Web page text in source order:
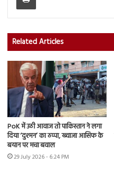
Related Articles
PoK में उठी आवाज तो पाकिस्तान ने लगा
दिया ‘दुश्मन’ का ठप्पा, ख्वाजा आसिफ के
बयान पर मचा बवाल
29 July 2026 - 6:24 PM